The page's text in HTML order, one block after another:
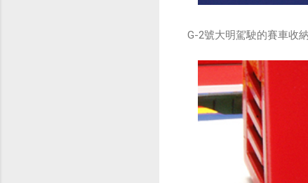
G-2號大明駕駛的賽車收